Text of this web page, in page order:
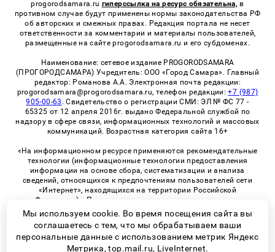
progorodsamara.ru гиперссылка на ресурс обязательна, в
противном случае будут применены нормы законодательства РФ
об авторских и смежных правах. Редакция портала не несет
ответственности за комментарии и материалы пользователей,
размещенные на сайте progorodsamara.ru и его субдоменах.
Наименование: сетевое издание PROGORODSAMARA
(ПРОГОРОДСАМАРА) Учредитель: ООО «Город Самара». Главный
редактор: Романова А.А. Электронная почта редакции:
progorodsamara@progorodsamara.ru, телефон редакции:+7 (987)
905-00-63 . Свидетельство о регистрации СМИ: ЭЛ № ФС 77 -
65325 от 12 апреля 2016г. выдано Федеральной службой по
надзору в сфере связи, информационных технологий и массовых
коммуникаций. Возрастная категория сайта 16+
«На информационном ресурсе применяются рекомендательные
технологии (информационные технологии предоставления
информации на основе сбора, систематизации и анализа
сведений, относящихся к предпочтениям пользователей сети
«Интернет», находящихся на территории Российской
Федерации)». Правила применения рекомендательных
технологий в виджетах рекламно-обменной сети
«СМИ2» (PDF)
Мы используем cookie. Во время посещения сайта вы
соглашаетесь с тем, что мы обрабатываем ваши
персональные данные с использованием метрик Яндекс
Метрика, top.mail.ru, LiveInternet.